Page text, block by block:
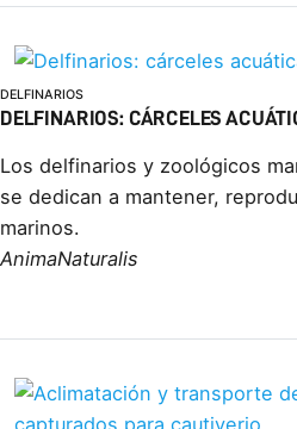
DELFINARIOS
DELFINARIOS: CÁRCELES
Los delfinarios y zoológicos
se dedican a mantener,
marinos.
AnimaNaturalis